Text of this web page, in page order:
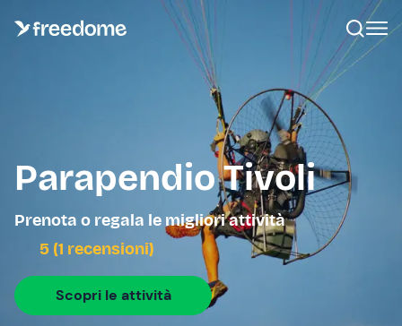
Parapendio Tivoli
Prenota o regala le migliori attività
5 (1 recensioni)
Scopri le attività